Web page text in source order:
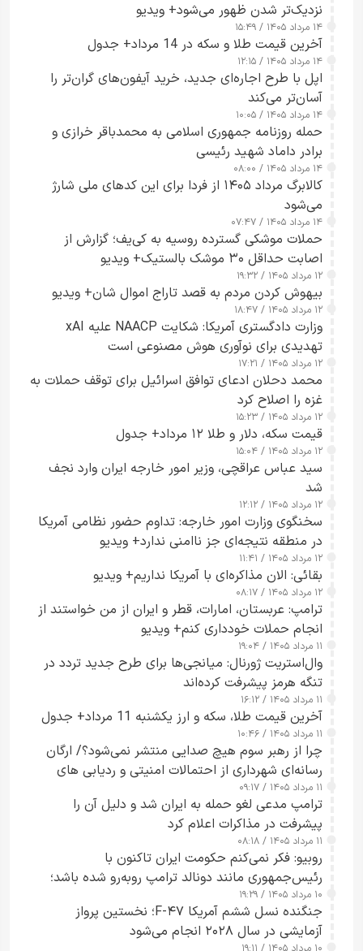
نزدیک‌تر شدن ظهور می‌شود+ ویدیو
۱۴ مرداد ۱۴۰۵ / ۱۵:۴۹
آخرین قیمت طلا و سکه در 14 مرداد+ جدول
۱۴ مرداد ۱۴۰۵ / ۱۲:۱۵
اپل با طرح اجاره‌ای جدید، خرید آیفون‌های گران‌تر را
آسان‌تر می‌کند
۱۴ مرداد ۱۴۰۵ / ۱۰:۰۵
حمله روزنامه جمهوری اسلامی به محمدباقر خرازی و
برادر داماد شهید رئیسی
۱۴ مرداد ۱۴۰۵ / ۰۸:۰۰
کالابرگ مرداد ۱۴۰۵ از فردا برای این کدهای ملی شارژ
می‌شود
۱۴ مرداد ۱۴۰۵ / ۰۷:۴۷
حملات موشکی گسترده روسیه به کی‌یف؛ گزارش از
اصابت حداقل ۳۰ موشک بالستیک+ ویدیو
۱۲ مرداد ۱۴۰۵ / ۱۹:۳۲
بیهوش کردن مردم به قصد تاراج اموال شان+ ویدیو
۱۲ مرداد ۱۴۰۵ / ۱۸:۴۷
وزارت دادگستری آمریکا: شکایت NAACP علیه xAI
تهدیدی برای نوآوری هوش مصنوعی است
۱۲ مرداد ۱۴۰۵ / ۱۷:۲۱
محمد دحلان ادعای توافق اسرائیل برای توقف حملات به
غزه را اصلاح کرد
۱۲ مرداد ۱۴۰۵ / ۱۵:۲۳
قیمت سکه، دلار و طلا ۱۲ مرداد+ جدول
۱۲ مرداد ۱۴۰۵ / ۱۵:۰۴
سید عباس عراقچی، وزیر امور خارجه ایران وارد نجف
شد
۱۲ مرداد ۱۴۰۵ / ۱۲:۱۲
سخنگوی وزارت امور خارجه: تداوم حضور نظامی آمریکا
در منطقه نتیجه‌ای جز ناامنی ندارد+ ویدیو
۱۲ مرداد ۱۴۰۵ / ۱۱:۴۱
بقائی: الان مذاکره‌ای با آمریکا نداریم+ ویدیو
۱۲ مرداد ۱۴۰۵ / ۰۸:۱۷
ترامپ: عربستان، امارات، قطر و ایران از من خواستند از
انجام حملات خودداری کنم+ ویدیو
۱۱ مرداد ۱۴۰۵ / ۱۹:۰۴
وال‌استریت ژورنال: میانجی‌ها برای طرح جدید تردد در
تنگه هرمز پیشرفت کرده‌اند
۱۱ مرداد ۱۴۰۵ / ۱۶:۱۲
آخرین قیمت طلا، سکه و ارز یکشنبه 11 مرداد+ جدول
۱۱ مرداد ۱۴۰۵ / ۱۰:۴۶
چرا از رهبر سوم هیچ صدایی منتشر نمی‌شود؟/ ارگان
رسانه‌ای شهرداری از احتمالات امنیتی و ردیابی های
جاسوسی گفت
۱۱ مرداد ۱۴۰۵ / ۰۹:۱۷
ترامپ مدعی لغو حمله به ایران شد و دلیل آن را
پیشرفت در مذاکرات اعلام کرد
۱۱ مرداد ۱۴۰۵ / ۰۸:۱۸
روبیو: فکر نمی‌کنم حکومت ایران تاکنون با
رئیس‌جمهوری مانند دونالد ترامپ روبه‌رو شده باشد؛
کسی که واقعاً دست به اقدام می‌زند
۱۰ مرداد ۱۴۰۵ / ۱۹:۲۹
جنگنده نسل ششم آمریکا F-۴۷؛ نخستین پرواز
آزمایشی در سال ۲۰۲۸ انجام می‌شود